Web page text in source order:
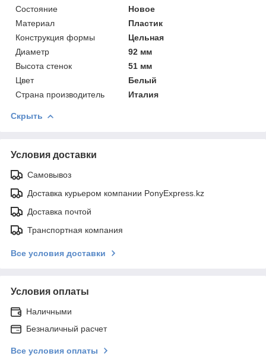
Состояние
Новое
Материал
Пластик
Конструкция формы
Цельная
Диаметр
92 мм
Высота стенок
51 мм
Цвет
Белый
Страна производитель
Италия
Скрыть
Условия доставки
Самовывоз
Доставка курьером компании PonyExpress.kz
Доставка почтой
Транспортная компания
Все условия доставки
Условия оплаты
Наличными
Безналичный расчет
Все условия оплаты